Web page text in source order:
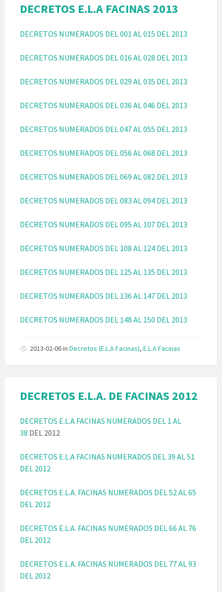
DECRETOS E.L.A FACINAS 2013
DECRETOS NUMERADOS DEL 001 AL 015 DEL 2013
DECRETOS NUMERADOS DEL 016 AL 028 DEL 2013
DECRETOS NUMERADOS DEL 029 AL 035 DEL 2013
DECRETOS NUMERADOS DEL 036 AL 046 DEL 2013
DECRETOS NUMERADOS DEL 047 AL 055 DEL 2013
DECRETOS NUMERADOS DEL 056 AL 068 DEL 2013
DECRETOS NUMERADOS DEL 069 AL 082 DEL 2013
DECRETOS NUMERADOS DEL 083 AL 094 DEL 2013
DECRETOS NUMERADOS DEL 095 AL 107 DEL 2013
DECRETOS NUMERADOS DEL 108 AL 124 DEL 2013
DECRETOS NUMERADOS DEL 125 AL 135 DEL 2013
DECRETOS NUMERADOS DEL 136 AL 147 DEL 2013
DECRETOS NUMERADOS DEL 148 AL 150 DEL 2013
2013-02-06in Decretos (E.L.A Facinas), E.L.A Facinas
DECRETOS E.L.A. DE FACINAS 2012
DECRETOS E.L.A FACINAS NUMERADOS DEL 1 AL
38 DEL 2012
DECRETOS E.L.A FACINAS NUMERADOS DEL 39 AL 51
DEL 2012
DECRETOS E.L.A. FACINAS NUMERADOS DEL 52 AL 65
DEL 2012
DECRETOS E.L.A. FACINAS NUMERADOS DEL 66 AL 76
DEL 2012
DECRETOS E.L.A. FACINAS NUMERADOS DEL 77 AL 93
DEL 2012